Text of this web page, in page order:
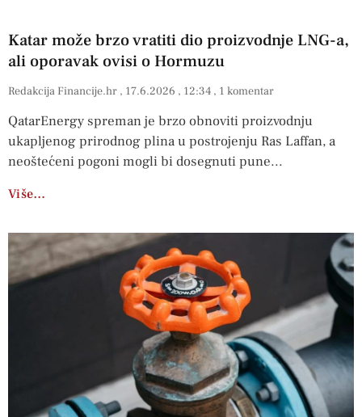
Katar može brzo vratiti dio proizvodnje LNG-a,
ali oporavak ovisi o Hormuzu
Redakcija Financije.hr 17.6.2026 12:34 1 komentar
QatarEnergy spreman je brzo obnoviti proizvodnju
ukapljenog prirodnog plina u postrojenju Ras Laffan, a
neoštećeni pogoni mogli bi dosegnuti pune
Više…